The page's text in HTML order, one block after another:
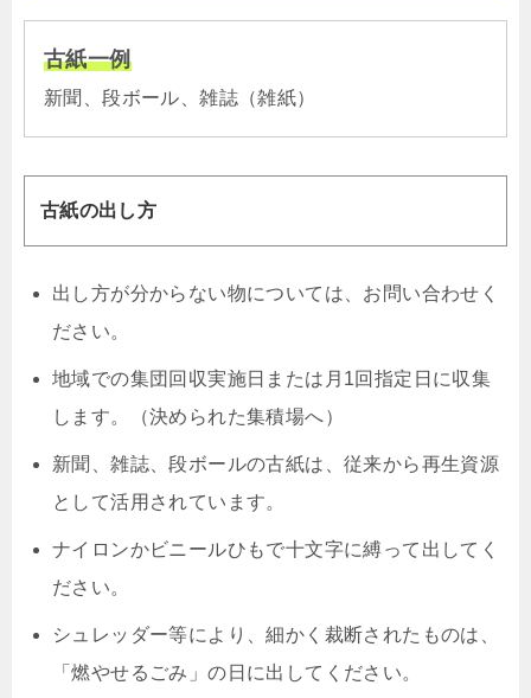
古紙一例
新聞、段ボール、雑誌（雑紙）
古紙の出し方
出し方が分からない物については、お問い合わせく
ださい。
地域での集団回収実施日または月1回指定日に収集
します。（決められた集積場へ）
新聞、雑誌、段ボールの古紙は、従来から再生資源
として活用されています。
ナイロンかビニールひもで十文字に縛って出してく
ださい。
シュレッダー等により、細かく裁断されたものは、
「燃やせるごみ」の日に出してください。